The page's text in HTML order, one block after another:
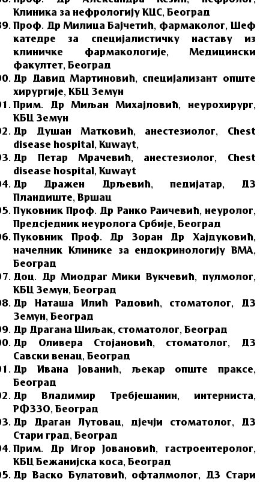
Клиника за нефрологију КЦС, Београд
Проф. Др Милица Бајчетић, фармаколог, Шеф
катедре за специјалистичку наставу из
клиничке фармакологије, Медицински
факултет, Београд
Др Давид Мартиновић, специјализант опште
хирургије, КБЦ Земун
Прим. Др Миљан Михајловић, неурохирург,
КБЦ Земун
Др Душан Матковић, анестезиолог, Chest
disease hospital, Kuwayt,
Др Петар Мрачевић, анестезиолог, Chest
disease hospital, Kuwayt
Др Дражен Дрљевић, педијатар, ДЗ
Пландиште, Вршац
Пуковник Проф. Др Ранко Раичевић, неуролог,
Предсједник неуролога Србије, Београд
Пуковник Проф. Др Зоран Др Хајдуковић,
начелник Клинике за ендокринологију ВМА,
Београд
Доц. Др Миодраг Мики Вукчевић, пулмолог,
КБЦ Земун, Београд
Др Наташа Илић Радовић, стоматолог, ДЗ
Земун, Београд
Др Драгана Шиљак, стоматолог, Београд
Др Оливера Стојановић, стоматолог, ДЗ
Савски венац, Београд
Др Ивана Јованић, љекар опште праксе,
Београд
Др Владимир Требјешанин, интерниста,
РФЗЗО, Београд
Др Драган Лутовац, дјечји стоматолог, ДЗ
Стари град, Београд
Прим. Др Игор Јовановић, гастроентеролог,
КБЦ Бежанијска коса, Београд
Др Васко Булатовић, офталмолог, ДЗ Стари